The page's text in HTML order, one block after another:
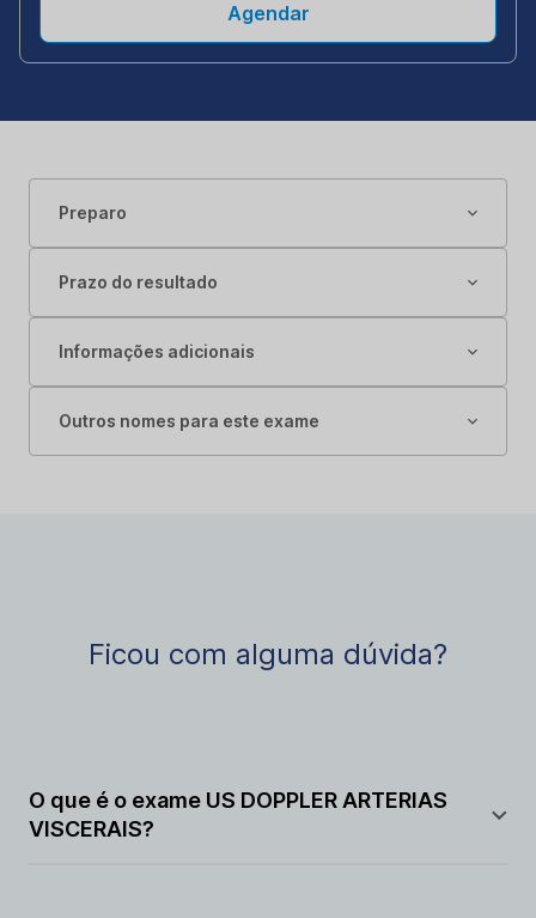
Agendar
Preparo
Prazo do resultado
Informações adicionais
Outros nomes para este exame
Ficou com alguma dúvida?
O que é o exame US DOPPLER ARTERIAS
VISCERAIS?